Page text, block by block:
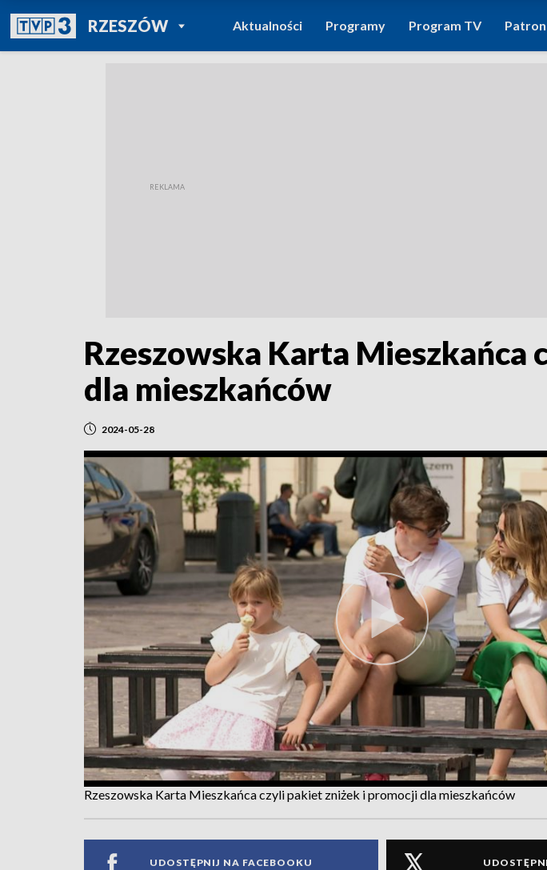
RZESZÓWPOWRÓT DO
TVP REGIONY
Aktualności Programy Program TV
Rzeszowska Karta
dla mieszkańców
2024-05-28
Rzeszowska Karta Mieszkańca czyli pakiet zniżek i promocji dla mieszkańców
UDOSTĘPNIJ NA FACEBOOKU